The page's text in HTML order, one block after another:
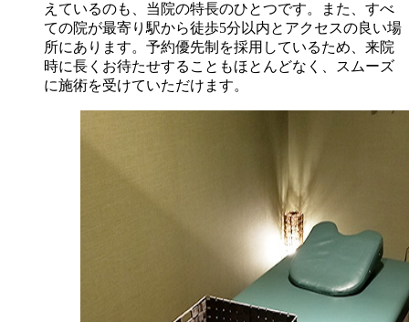
えているのも、当院の特長のひとつです。また、すべ
ての院が最寄り駅から徒歩5分以内とアクセスの良い場
所にあります。予約優先制を採用しているため、来院
時に長くお待たせすることもほとんどなく、スムーズ
に施術を受けていただけます。